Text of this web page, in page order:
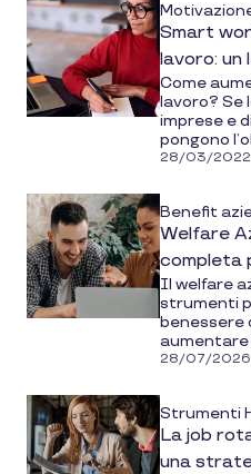
Smart
lavoro: un
Come
lavoro? Se
imprese e
pongono
28/03/2022
Benefit
Welfare
completa
Il welfare
strumenti
benessere
aumentare
28/07/2026
Strumenti
La job
una